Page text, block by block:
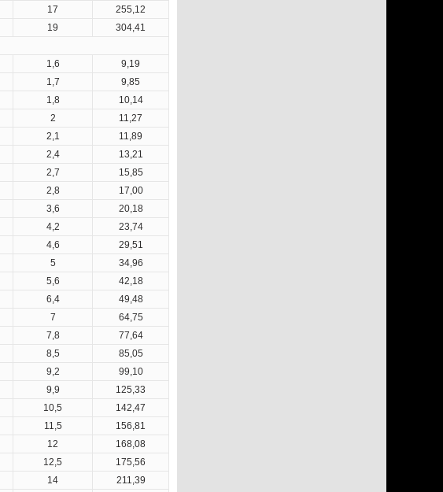
17
255,12
19
304,41
1,6
9,19
1,7
9,85
1,8
10,14
2
11,27
2,1
11,89
2,4
13,21
2,7
15,85
2,8
17,00
3,6
20,18
4,2
23,74
4,6
29,51
5
34,96
5,6
42,18
6,4
49,48
7
64,75
7,8
77,64
8,5
85,05
9,2
99,10
9,9
125,33
10,5
142,47
11,5
156,81
12
168,08
12,5
175,56
14 211,39